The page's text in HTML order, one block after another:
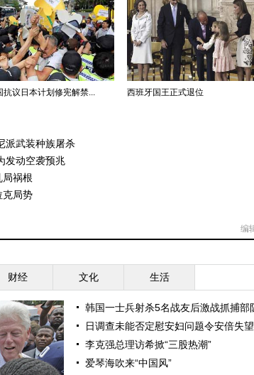
抗议日本计划修宪解禁... 西班牙国王正式退位
派武装种族屠杀
发动空袭预兆
局祸根
克局势
编
财经 文化 生活
韩国一士兵射杀5名战友后激战抓捕部
日调查未能否定慰安妇问题令安倍失望
李克强总理访希掀“三股热潮”
爱琴海吹来“中国风”